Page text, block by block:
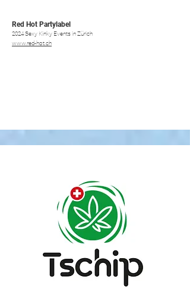
Red Hot Partylabel
2024 Sexy Kinky Events in Zürich
www.red-hot.ch